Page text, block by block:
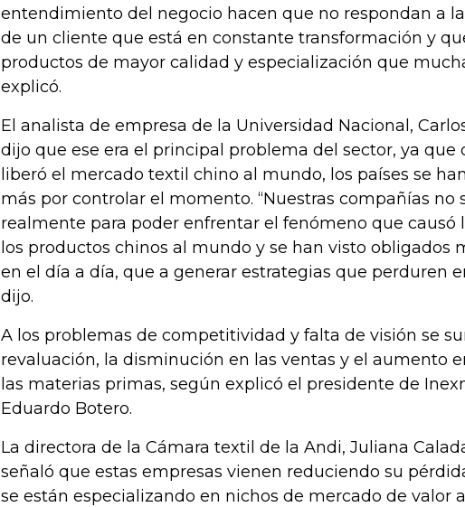
entendimiento del negocio hacen que no respondan a
de un cliente que está en constante transformación y
productos de mayor calidad y especialización que
explicó.
El analista de empresa de la Universidad Nacional,
dijo que ese era el principal problema del sector, ya que
liberó el mercado textil chino al mundo, los países se
más por controlar el momento. “Nuestras compañías no
realmente para poder enfrentar el fenómeno que causó
los productos chinos al mundo y se han visto obligados
en el día a día, que a generar estrategias que perduren
dijo.
A los problemas de competitividad y falta de visión se
revaluación, la disminución en las ventas y el aumento
las materias primas, según explicó el presidente de
Eduardo Botero.
La directora de la Cámara textil de la Andi, Juliana
señaló que estas empresas vienen reduciendo su
se están especializando en nichos de mercado de valor